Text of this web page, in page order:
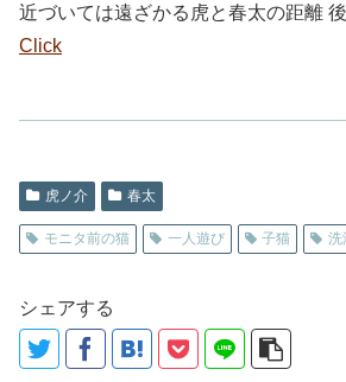
近づいては遠ざかる虎と春太の距離
Click
虎ノ介 春太
モニタ前の猫 一人遊び 子猫 洗
シェアする